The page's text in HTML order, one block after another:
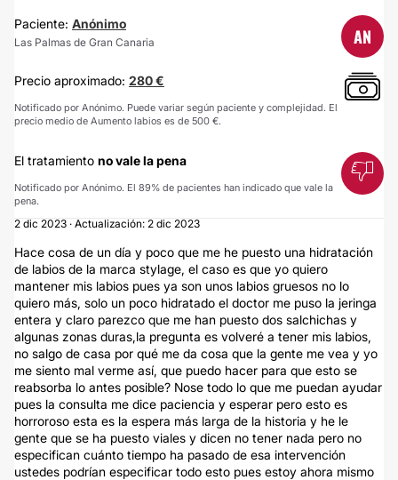
Paciente: Anónimo
Las Palmas de Gran Canaria AN
Precio aproximado: 280 €
Notificado por Anónimo. Puede variar según paciente y complejidad. El
precio medio de Aumento labios es de 500 €.
El tratamiento no vale la pena
Notificado por Anónimo. El 89% de pacientes han indicado que vale la
pena.
2 dic 2023 · Actualización: 2 dic 2023
Hace cosa de un día y poco que me he puesto una hidratación
de labios de la marca stylage, el caso es que yo quiero
mantener mis labios pues ya son unos labios gruesos no lo
quiero más, solo un poco hidratado el doctor me puso la jeringa
entera y claro parezco que me han puesto dos salchichas y
algunas zonas duras,la pregunta es volveré a tener mis labios,
no salgo de casa por qué me da cosa que la gente me vea y yo
me siento mal verme así, que puedo hacer para que esto se
reabsorba lo antes posible? Nose todo lo que me puedan ayudar
pues la consulta me dice paciencia y esperar pero esto es
horroroso esta es la espera más larga de la historia y he le
gente que se ha puesto viales y dicen no tener nada pero no
especifican cuánto tiempo ha pasado de esa intervención
ustedes podrían especificar todo esto pues estoy ahora mismo